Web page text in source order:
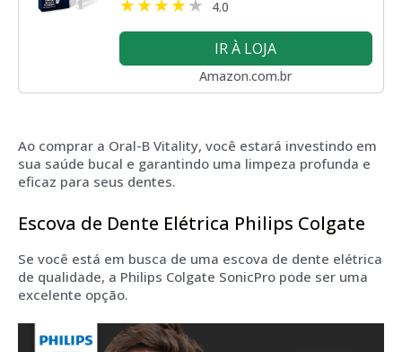
4.0
IR À LOJA
Amazon.com.br
Ao comprar a Oral-B Vitality, você estará investindo em
sua saúde bucal e garantindo uma limpeza profunda e
eficaz para seus dentes.
Escova de Dente Elétrica Philips Colgate
Se você está em busca de uma escova de dente elétrica
de qualidade, a Philips Colgate SonicPro pode ser uma
excelente opção.